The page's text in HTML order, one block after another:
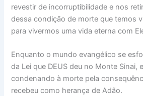
revestir de incorruptibilidade e nos
dessa condição de morte que temos
para vivermos uma vida eterna com
Enquanto o mundo evangélico se
da Lei que DEUS deu no Monte Sinai,
condenando à morte pela
recebeu como herança de Adão.